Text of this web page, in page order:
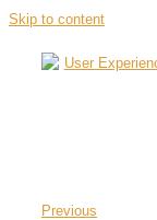
Skip to content
Previous